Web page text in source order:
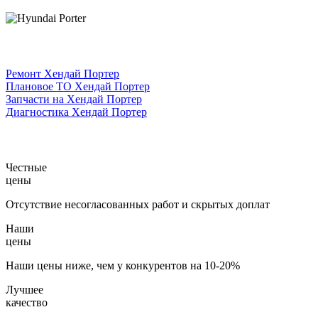
Ремонт Хендай Портер
Плановое ТО Хендай Портер
Запчасти на Хендай Портер
Диагностика Хендай Портер
Честные
цены
Отсутствие несогласованных работ и скрытых доплат
Наши
цены
Наши цены ниже, чем у конкурентов на 10-20%
Лучшее
качество